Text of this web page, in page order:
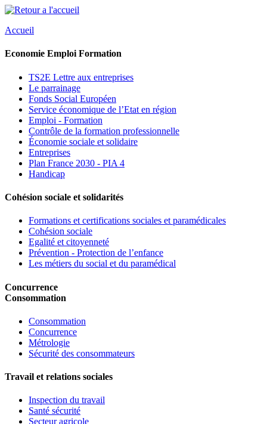
Accueil
Economie Emploi Formation
TS2E Lettre aux entreprises
Le parrainage
Fonds Social Européen
Service économique de l’Etat en région
Emploi - Formation
Contrôle de la formation professionnelle
Économie sociale et solidaire
Entreprises
Plan France 2030 - PIA 4
Handicap
Cohésion sociale et solidarités
Formations et certifications sociales et paramédicales
Cohésion sociale
Egalité et citoyenneté
Prévention - Protection de l’enfance
Les métiers du social et du paramédical
Concurrence
Consommation
Consommation
Concurrence
Métrologie
Sécurité des consommateurs
Travail et relations sociales
Inspection du travail
Santé sécurité
Secteur agricole